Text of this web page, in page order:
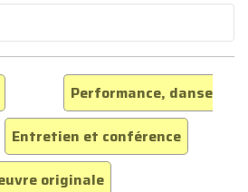
Performance, danse
Entretien et conférence
originale